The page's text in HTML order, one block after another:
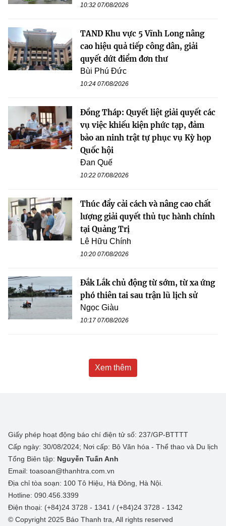
10:32 07/08/2026
TAND Khu vực 5 Vĩnh Long nâng
cao hiệu quả tiếp công dân, giải
quyết dứt điểm đơn thư
Bùi Phú Đức
10:24 07/08/2026
Đồng Tháp: Quyết liệt giải quyết các
vụ việc khiếu kiện phức tạp, đảm
bảo an ninh trật tự phục vụ Kỳ họp
Quốc hội
Đan Quế
10:22 07/08/2026
Thúc đẩy cải cách và nâng cao chất
lượng giải quyết thủ tục hành chính
tại Quảng Trị
Lê Hữu Chính
10:20 07/08/2026
Đắk Lắk chủ động từ sớm, từ xa ứng
phó thiên tai sau trận lũ lịch sử
Ngọc Giàu
10:17 07/08/2026
Xem thêm
Giấy phép hoạt động báo chí điện tử số: 237/GP-BTTTT
Cấp ngày: 30/08/2024; Nơi cấp: Bộ Văn hóa - Thể thao và Du lịch
Tổng Biên tập: Nguyễn Tuấn Anh
Email: toasoan@thanhtra.com.vn
Địa chỉ tòa soạn: 100 Tô Hiệu, Hà Đông, Hà Nội.
Hotline: 090.456.3399
Điện thoại: (+84)24 3728 - 1341 / (+84)24 3728 - 1342
© Copyright 2025 Báo Thanh tra, All rights reserved